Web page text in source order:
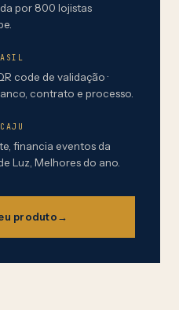
por 800 lojistas
code de validação ·
contrato e processo.
financia eventos da
Luz, Melhores do ano.
produto→